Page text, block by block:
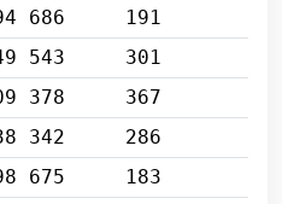
686
191
543
301
378
367
342
286
675
183